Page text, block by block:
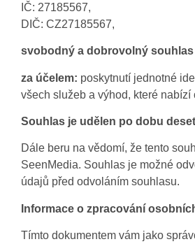
IČ: 27185567,
DIČ: CZ27185567,
svobodný a dobrovolný
za účelem: poskytnutí jednotné
všech služeb a výhod, které
Souhlas je udělen po dobu
Dále beru na vědomí, že tento
SeenMedia. Souhlas je možné
údajů před odvoláním souhlasu.
Informace o zpracování
Tímto dokumentem vám jako